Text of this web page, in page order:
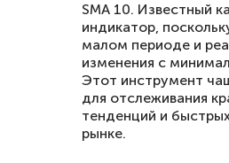
SMA 10. Известный
индикатор,
малом периоде и
изменения с
Этот инструмент
для отслеживания
тенденций и
рынке.